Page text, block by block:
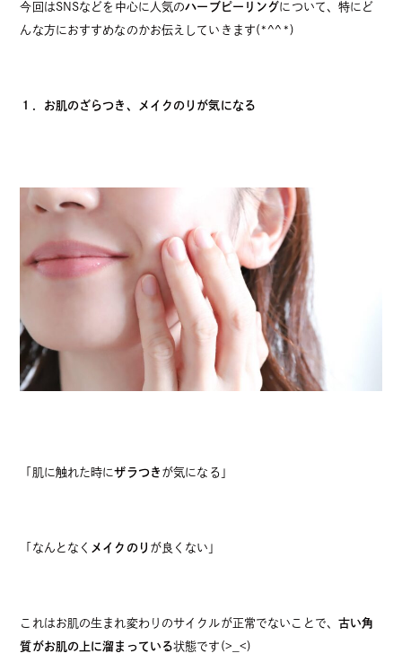
今回はSNSなどを中心に人気のハーブピーリングについて、特にど
んな方におすすめなのかお伝えしていきます(*^^*)
１．お肌のざらつき、メイクのりが気になる
「肌に触れた時にザラつき が気になる」
「なんとなく メイクのり が良くない」
これはお肌の生まれ変わりのサイクルが正常でないことで、 古い角
質がお肌の上に溜まっている状態です(>_<)